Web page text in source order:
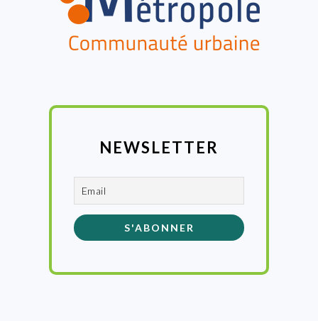
NEWSLETTER